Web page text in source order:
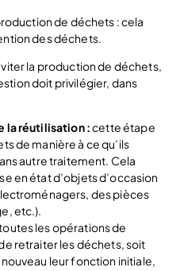
de déchets : cela
des déchets.
la production de déchets,
doit privilégier, dans
la réutilisation :cette étape
de manière à ce qu’ils
autre traitement. Cela
en état d’objets d’occasion
des pièces
etc.).
les opérations de
retraiter les déchets, soit
leur fonction initiale,